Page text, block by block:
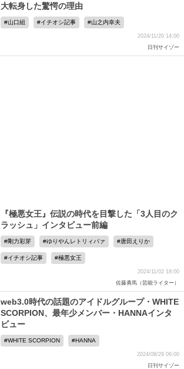
大転身した驚愕の理由
山口組 イチオシ記事 山之内幸夫
2024/11/20 14:00
日刊サイゾー
『極悪女王』伝説の時代を目撃した「3人目のク
ラッシュ」インタビュー前編
剛力彩芽 ゆりやんレトリィバァ 唐田えりか
イチオシ記事 極悪女王
2024/11/02 18:00
佐藤勇馬（芸能ライター）
web3.0時代の話題のアイドルグループ・WHITE
SCORPION、最年少メンバー・HANNAインタ
ビュー
WHITE SCORPION HANNA
2024/08/29 09:00
日刊サイゾー